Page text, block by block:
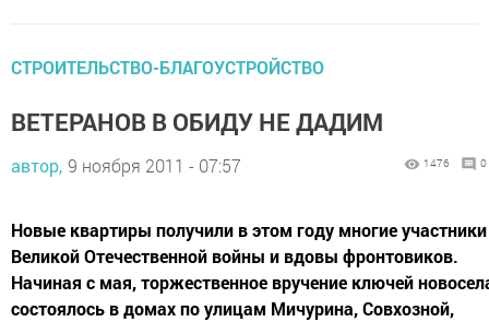
СТРОИТЕЛЬСТВО-БЛАГОУСТРОЙСТВО
ВЕТЕРАНОВ В ОБИДУ НЕ ДАДИМ
автор, 9 ноября 2011 - 07:57 1476 0
Новые квартиры получили в этом году многие участники
Великой Отечественной войны и вдовы фронтовиков.
Начиная с мая, торжественное вручение ключей
состоялось в домах по улицам Мичурина, Совхозной,